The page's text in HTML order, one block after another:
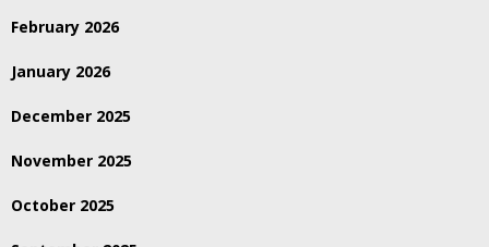
February 2026
January 2026
December 2025
November 2025
October 2025